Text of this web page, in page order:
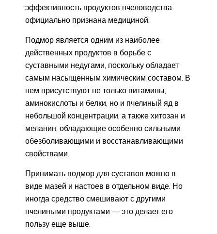
эффективность продуктов пчеловодства
официально признана медициной.
Подмор является одним из наиболее
действенных продуктов в борьбе с
суставными недугами, поскольку обладает
самым насыщенным химическим составом. В
нем присутствуют не только витамины,
аминокислоты и белки, но и пчелиный яд в
небольшой концентрации, а также хитозан и
меланин, обладающие особенно сильными
обезболивающими и восстанавливающими
свойствами.
Принимать подмор для суставов можно в
виде мазей и настоев в отдельном виде. Но
иногда средство смешивают с другими
пчелиными продуктами — это делает его
пользу еще выше.